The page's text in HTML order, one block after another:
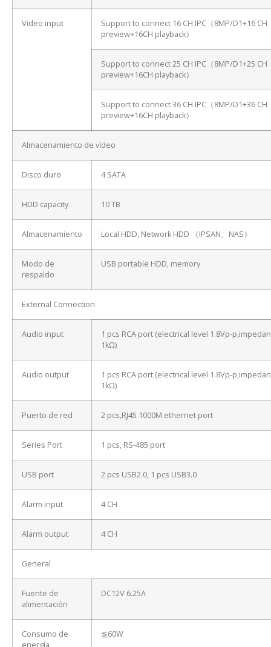
Video input
Support to connect 16 CH IPC（8MP/D1+16 CH
preview+16CH playback）
Support to connect 25 CH IPC（8MP/D1+25 CH
preview+16CH playback）
Support to connect 36 CH IPC（8MP/D1+36 CH
preview+16CH playback）
Almacenamiento de vídeo
Disco duro 4 SATA
HDD capacity 10 TB
Almacenamiento Local HDD, Network HDD （IPSAN、NAS）
Modo de
respaldo
USB portable HDD, memory
External Connection
Audio input
1 pcs RCA port (electrical level 1.8Vp-
1kΩ)
Audio output
1 pcs RCA port (electrical level 1.8Vp-
1kΩ)
Puerto de red 2 pcs,RJ45 1000M ethernet port
Series Port 1 pcs, RS-485 port
USB port 2 pcs USB2.0, 1 pcs USB3.0
Alarm input 4 CH
Alarm output 4 CH
General
Fuente de
alimentación
DC12V 6.25A
Consumo de
≦60W